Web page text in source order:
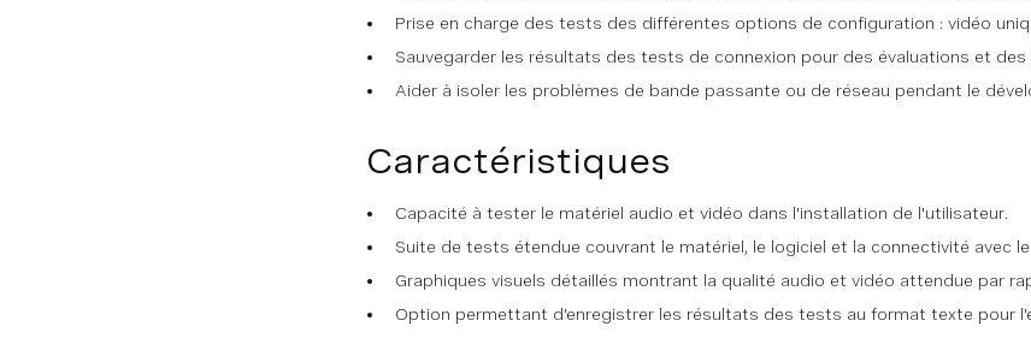
Prise en charge des tests des différentes options de configuration : vidéo
Sauvegarder les résultats des tests de connexion pour des évaluations et
Aider à isoler les problèmes de bande passante ou de réseau pendant le
Caractéristiques
Capacité à tester le matériel audio et vidéo dans l'installation de l'utilisateur.
Suite de tests étendue couvrant le matériel, le logiciel et la connectivité avec
Graphiques visuels détaillés montrant la qualité audio et vidéo attendue par
Option permettant d'enregistrer les résultats des tests au format texte pour